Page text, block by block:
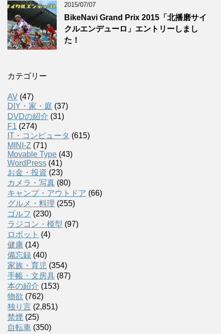
2015/07/07
BikeNavi Grand Prix 2015「北播磨サイ
クルエンデューロ」エントリーしまし
た！
カテゴリー
AV (47)
DIY・家・庭 (37)
DVDの紹介 (31)
F1 (274)
IT・コンピュータ (615)
MINI-Z (71)
Movable Type (43)
WordPress (41)
お金・投資 (23)
カメラ・写真 (80)
キャンプ・アウトドア (66)
グルメ・料理 (255)
ゴルフ (230)
ラジコン・模型 (97)
ロボット (4)
健康 (14)
備忘録 (40)
家族・育児 (354)
手帳・文房具 (87)
本の紹介 (153)
物欲 (762)
独り言 (2,851)
禁煙 (25)
自転車 (350)